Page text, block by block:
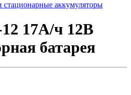
стационарные аккумуляторы
17А/ч 12В
батарея